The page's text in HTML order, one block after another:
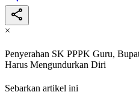
×
Penyerahan SK PPPK Guru,
Harus Mengundurkan Diri
Sebarkan artikel ini